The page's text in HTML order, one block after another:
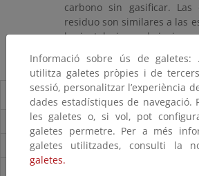
carbono sin gasificar. Las
residuo son similares a las
las instalaciones de
Sistemas de tratamiento
Introducción
VALORIZACIÓN Y RECICLAJE MATERIAL
Preparación para la reutilización
Informació sobre ús de galetes:
utilitza galetes pròpies i de
sessió, personalitzar l’experiència
dades estadístiques de navegació.
les galetes o, si vol, pot
galetes permetre. Per a més
galetes utilitzades, consulti la
galetes.